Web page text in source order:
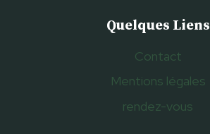
Quelques Liens
Contact
Mentions légales
rendez-vous